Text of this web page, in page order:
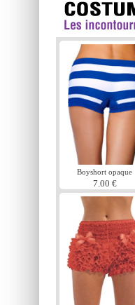
Boyshort opaque
7.00 €